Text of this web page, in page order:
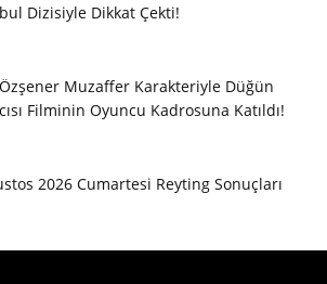
Dizisiyle Dikkat Çekti!
Muzaffer Karakteriyle Düğün
Filminin Oyuncu Kadrosuna Katıldı!
2026 Cumartesi Reyting Sonuçları